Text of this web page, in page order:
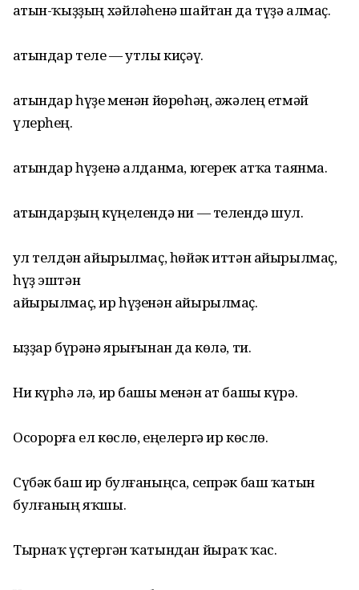
Ҡатын-ҡыҙҙың хәйләһенә шайтан да түҙә алмаҫ.
Ҡатындар теле — утлы киҫәү.
Ҡатындар һүҙе менән йөрөһәң, әжәлең етмәй
үлерһең.
Ҡатындар һүҙенә алданма, югерек атҡа таянма.
Ҡатындарҙың күңелендә ни — телендә шул.
Ҡул телдән айырылмаҫ, һөйәк иттән айырылмаҫ,
һүҙ эштән
айырылмаҫ, ир һүҙенән айырылмаҫ.
Ҡыҙҙар бүрәнә ярығынан да көлә, ти.
Ни күрһә лә, ир башы менән ат башы күрә.
Осорорға ел көслө, еңелергә ир көслө.
Сүбәк баш ир булғаныңса, сепрәк баш ҡатын
булғаның яҡшы.
Тырнаҡ үҫтергән ҡатындан йыраҡ ҡас.